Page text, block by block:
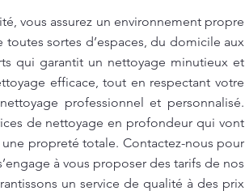
vous assurez un environnement propre
sortes d’espaces, du domicile aux
qui garantit un nettoyage minutieux et
efficace, tout en respectant votre
professionnel et personnalisé.
de nettoyage en profondeur qui vont
propreté totale. Contactez-nous pour
à vous proposer des tarifs de nos
un service de qualité à des prix